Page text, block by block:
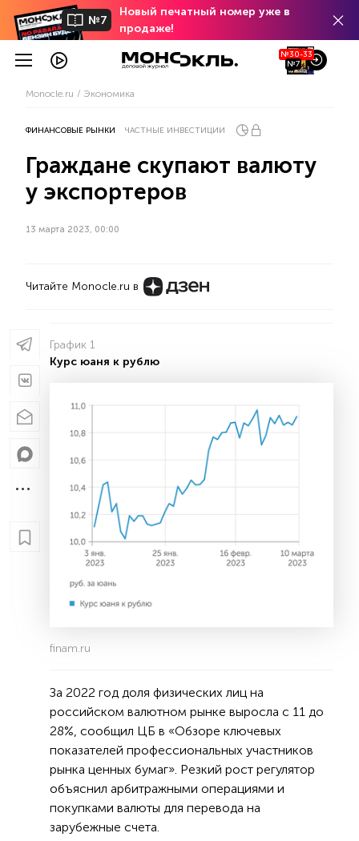
№7
Новый печатный номер уже в
продаже!
№30-33
№7
Monocle.ru Экономика
ФИНАНСОВЫЕ РЫНКИ ЧАСТНЫЕ ИНВЕСТИЦИИ
Граждане скупают валюту
у экспортеров
13 марта 2023, 00:00
Читайте Monocle.ru в
График 1
Курс юаня к рублю
finam.ru
За 2022 год доля физических лиц на
российском валютном рынке выросла с 11 до
28%, сообщил ЦБ в «Обзоре ключевых
показателей профессиональных участников
рынка ценных бумаг». Резкий рост регулятор
объяснил арбитражными операциями и
покупками валюты для перевода на
зарубежные счета.